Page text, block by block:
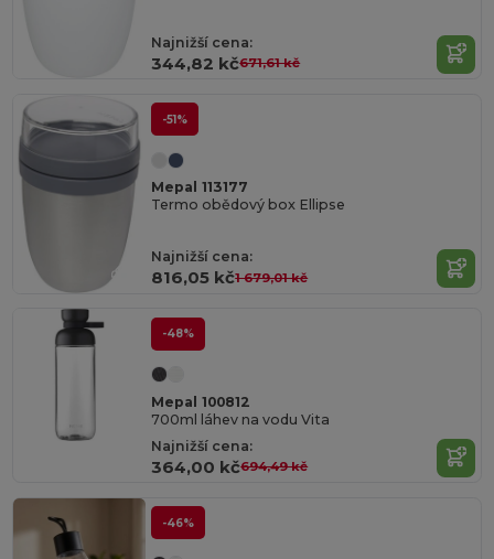
Najnižší cena:
344,82 kč671,61 kč
-51%
Mepal 113177
Termo obědový box Ellipse
Najnižší cena:
816,05 kč1 679,01 kč
-48%
Mepal 100812
700ml láhev na vodu Vita
Najnižší cena:
364,00 kč694,49 kč
-46%